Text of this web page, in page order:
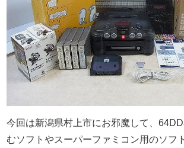
今回は新潟県村上市にお邪魔して、
むソフトやスーパーファミコン用のソフ